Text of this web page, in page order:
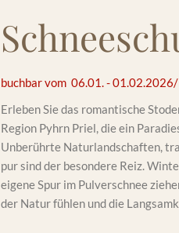
buchbar vom 06.01. -
Erleben Sie das romantische
Region Pyhrn Priel, die ein
Unberührte Naturlandschaften,
pur sind der besondere Reiz.
eigene Spur im Pulverschnee
der Natur fühlen und die